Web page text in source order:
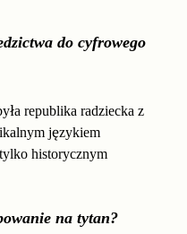
do cyfrowego
republika radziecka z
językiem
historycznym
na tytan?